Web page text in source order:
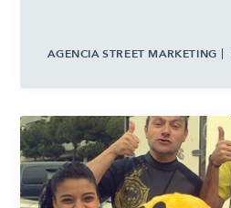
AGENCIA STREET MARKETING